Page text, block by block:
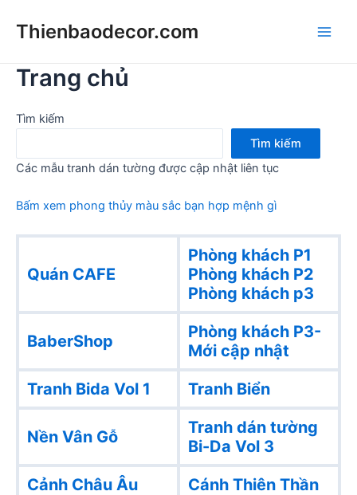
Thienbaodecor.com
Trang chủ
Tìm kiếm
Tìm kiếm
Các mẫu tranh dán tường được cập nhật liên tục
Bấm xem phong thủy màu sắc bạn hợp mệnh gì
Quán CAFE
Phòng khách P1
Phòng khách P2
Phòng khách p3
BaberShop
Phòng khách P3-
Mới cập nhật
Tranh Bida Vol 1
Tranh Biển
Nền Vân Gỗ
Tranh dán tường
Bi-Da Vol 3
Cảnh Châu Âu
Cánh Thiên Thần